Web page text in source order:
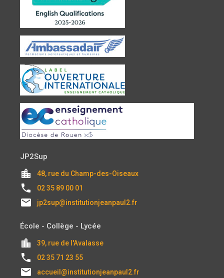
JP2Sup
location_city 48, rue du Champ-des-Oiseaux
local_phone 02 35 89 00 01
email jp2sup@institutionjeanpaul2.fr
École - Collège - Lycée
location_city 39, rue de l'Avalasse
local_phone 02 35 71 23 55
email accueil@institutionjeanpaul2.fr